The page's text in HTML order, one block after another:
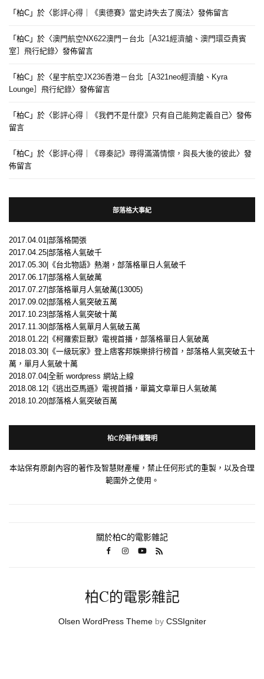
「 柏C 」於〈影評心得｜《奧德賽》當史詩失去了魔法〉發佈留言
「 柏C 」於〈澳門航空NX622澳門－台北［A321經濟艙、澳門環亞貴賓
室］飛行紀錄〉發佈留言
「 柏C 」於〈星宇航空JX236香港－台北［A321neo經濟艙、Kyra
Lounge］飛行紀錄〉發佈留言
「 柏C 」於〈影評心得｜《我們不是什麼》只有自己能夠定義自己〉發佈
留言
「 柏C 」於〈影評心得｜《尋秦記》尋得滿滿情懷，與長大後的彼此〉發
佈留言
部落格大事紀
2017.04.01|部落格開張
2017.04.25|部落格人氣破千
2017.05.30|《台北物語》熱潮，部落格單日人氣破千
2017.06.17|部落格人氣破萬
2017.07.27|部落格單月人氣破萬(13005)
2017.09.02|部落格人氣突破五萬
2017.10.23|部落格人氣突破十萬
2017.11.30|部落格人氣單月人氣破五萬
2018.01.22|《柯羅索巨獸》電視首播，部落格單日人氣破萬
2018.03.30|《一級玩家》登上痞客邦娛樂排行榜首，部落格人氣突破五十
萬，單月人氣破十萬
2018.07.04|全新 wordpress 網站上線
2018.08.12|《逃出亞馬遜》電視首播，單篇文章單日人氣破萬
2018.10.20|部落格人氣突破百萬
柏C的著作權聲明
本站保有原創內容的著作及智慧財產權，禁止任何形式的重製，以及合理
範圍外之使用。
關於柏C的電影雜記
柏C的電影雜記
Olsen WordPress Themeby CSSIgniter